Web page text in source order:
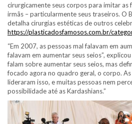
cirurgicamente seus corpos para imitar as
irmãs – particularmente seus traseiros. O
detalha cirurgias estéticas de outros
https://plasticadosfamosos.com.br/
“Em 2007, as pessoas mal falavam em
falavam em aumentar seus seios”,
falam sobre aumentar seus seios, mas
focado agora no quadro geral, o corpo.
lideraram isso, e muitas pessoas nem
possibilidade até as Kardashians.”